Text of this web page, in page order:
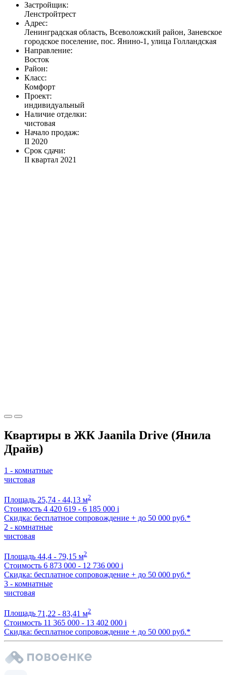
Застройщик:
Ленстройтрест
Адрес:
Ленинградская область, Всеволожский район, Заневское
городское поселение, пос. Янино-1, улица Голландская
Направление:
Восток
Район:
Класс:
Комфорт
Проект:
индивидуальный
Наличие отделки:
чистовая
Начало продаж:
II 2020
Срок сдачи:
II квартал 2021
Квартиры в ЖК Jaanila Drive (Янила
Драйв)
1 - комнатные
чистовая
Площадь 25,74 - 44,13 м2
Стоимость 4 420 619 - 6 185 000 i
Скидка: бесплатное сопровождение + до 50 000 руб.*
2 - комнатные
чистовая
Площадь 44,4 - 79,15 м2
Стоимость 6 873 000 - 12 736 000 i
Скидка: бесплатное сопровождение + до 50 000 руб.*
3 - комнатные
чистовая
Площадь 71,22 - 83,41 м2
Стоимость 11 365 000 - 13 402 000 i
Скидка: бесплатное сопровождение + до 50 000 руб.*